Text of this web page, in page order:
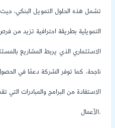
تشمل هذه الحلول التمويل البنكي،
التمويلية بطريقة احترافية تزيد من فرص
الاستثماري الذي يربط المشاريع
ناجحة. كما توفر الشركة دعمًا في
الاستفادة من البرامج والمبادرات التي
الأعمال.